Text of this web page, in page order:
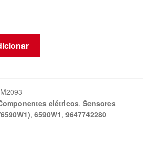
elétricos, Sensores
, 6590W1, 9647742280